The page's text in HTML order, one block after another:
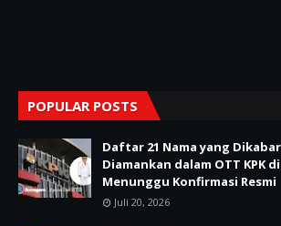
POPULAR POSTS
Daftar 21 Nama yang
Diamankan dalam OTT KPK
Menunggu Konfirmasi Resmi
Juli 20, 2026